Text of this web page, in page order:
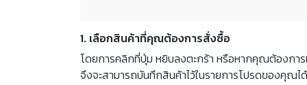
1. เลือกสินค้าที่คุณต้องการสั่งซื้อ
โดยการคลิกที่ปุ่ม หยิบลงตะกร้า หรือหากคุณต้องกา
จึงจะสามารถบันทึกสินค้าไว้ในรายการโปรดของคุณได้